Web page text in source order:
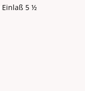
Einlaß 5 ½